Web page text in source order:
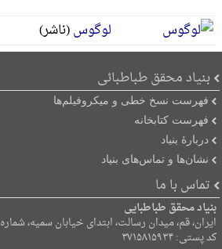
لوگوس(ناشر)
بنیاد محقق طباطبائی
فهرست نسخ خطی و میکروفیلم‌ها
فهرست کتابخانه
دربارۀ بنیاد
نشان‌ها و تماس‌های بنیاد
تماس با ما
بنیاد محقق طباطبایی
ایران، قم، میدان رسالت، ابتدای خیابان سمیه، شماره ۱۵.
کد پستی: ۳۷۱۵۸۱۵۹۳۴